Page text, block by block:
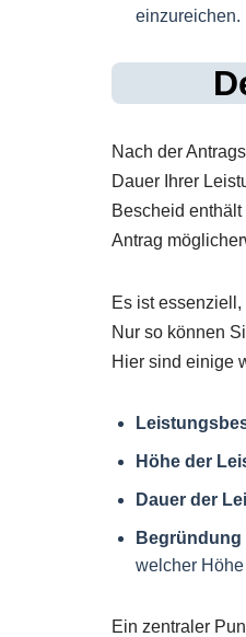
einzureichen.
Nach der
Dauer Ihrer
Bescheid
Antrag
Es ist
Nur so können
Hier sind einige
Höhe der
Dauer der
welcher
Ein zentraler